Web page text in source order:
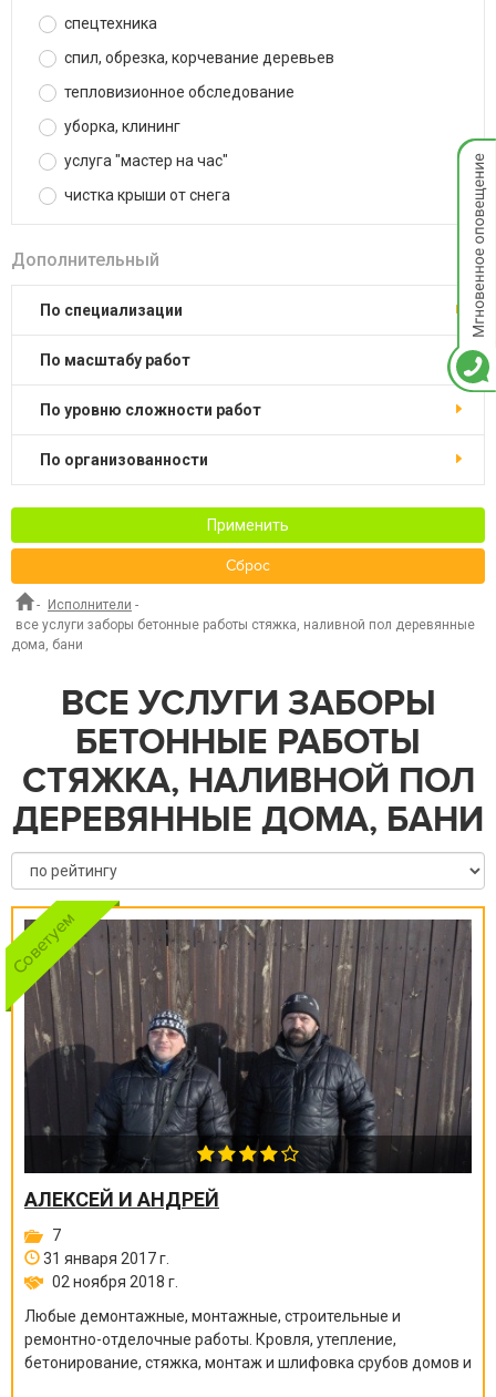
спецтехника
спил, обрезка, корчевание деревьев
тепловизионное обследование
уборка, клининг
услуга "мастер на час"
чистка крыши от снега
Дополнительный
по специализации
по масштабу работ
по уровню сложности работ
по организованности
Применить
Сброс
- Исполнители -
все услуги заборы бетонные работы стяжка, наливной пол деревянные
дома, бани
ВСЕ УСЛУГИ ЗАБОРЫ
БЕТОННЫЕ РАБОТЫ
СТЯЖКА, НАЛИВНОЙ ПОЛ
ДЕРЕВЯННЫЕ ДОМА, БАНИ
АЛЕКСЕЙ И АНДРЕЙ
7
31 января 2017 г.
02 ноября 2018 г.
Любые демонтажные, монтажные, строительные и
ремонтно-отделочные работы. Кровля, утепление,
бетонирование, стяжка, монтаж и шлифовка срубов домов и